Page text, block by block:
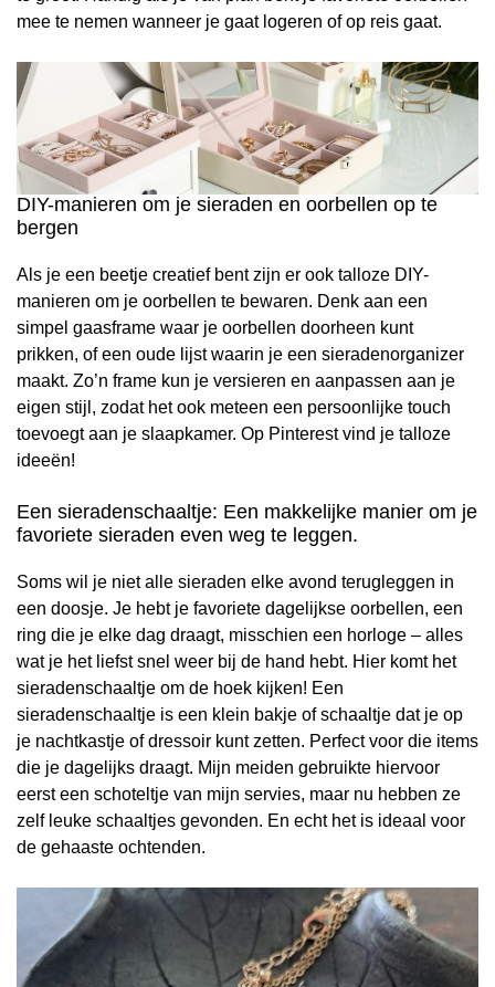
mee te nemen wanneer je gaat logeren of op reis gaat.
DIY-manieren om je sieraden en oorbellen op te
bergen
Als je een beetje creatief bent zijn er ook talloze DIY-
manieren om je oorbellen te bewaren. Denk aan een
simpel gaasframe waar je oorbellen doorheen kunt
prikken, of een oude lijst waarin je een sieradenorganizer
maakt. Zo’n frame kun je versieren en aanpassen aan je
eigen stijl, zodat het ook meteen een persoonlijke touch
toevoegt aan je slaapkamer. Op Pinterest vind je talloze
ideeën!
Een sieradenschaaltje: Een makkelijke manier om je
favoriete sieraden even weg te leggen.
Soms wil je niet alle sieraden elke avond terugleggen in
een doosje. Je hebt je favoriete dagelijkse oorbellen, een
ring die je elke dag draagt, misschien een horloge – alles
wat je het liefst snel weer bij de hand hebt. Hier komt het
sieradenschaaltje om de hoek kijken! Een
sieradenschaaltje is een klein bakje of schaaltje dat je op
je nachtkastje of dressoir kunt zetten. Perfect voor die items
die je dagelijks draagt. Mijn meiden gebruikte hiervoor
eerst een schoteltje van mijn servies, maar nu hebben ze
zelf leuke schaaltjes gevonden. En echt het is ideaal voor
de gehaaste ochtenden.